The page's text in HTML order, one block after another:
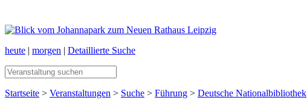
heute | morgen | Detaillierte Suche
Startseite > Veranstaltungen > Suche > Führung > Deutsche Nationalbibliothek